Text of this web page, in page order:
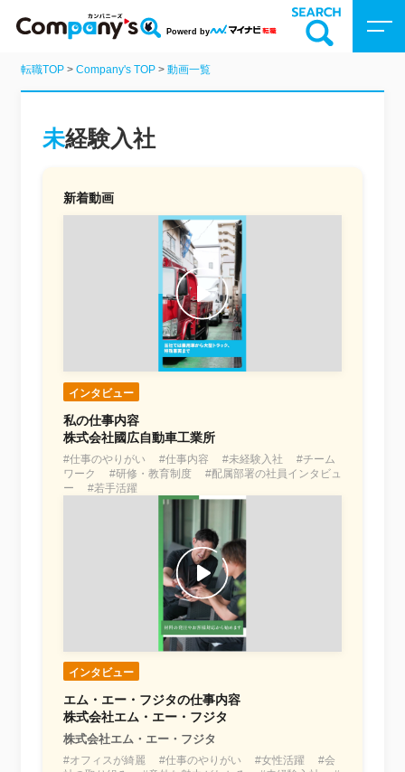
Powerd by
Company’sトップ
企業を検索
動画を探す
転職TOP > Company's TOP > 動画一覧
未経験入社
新着動画
インタビュー
私の仕事内容
株式会社國広自動車工業所
#仕事のやりがい #仕事内容 #未経験入社 #チーム
ワーク #研修・教育制度 #配属部署の社員インタビュ
ー #若手活躍
インタビュー
エム・エー・フジタの仕事内容
株式会社エム・エー・フジタ
株式会社エム・エー・フジタ
#オフィスが綺麗 #仕事のやりがい #女性活躍 #会